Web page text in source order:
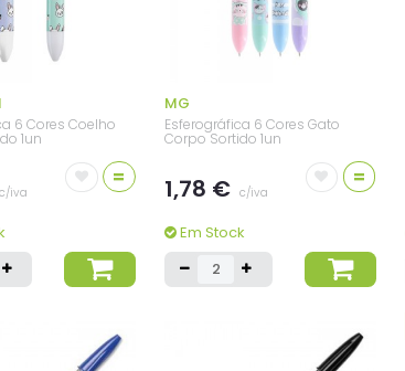
6 Cores Coelho
1un
c/iva
=
MG
Esferográfica 6 Cores Gato
Corpo Sortido 1un
1,78 € c/iva
=
Em Stock